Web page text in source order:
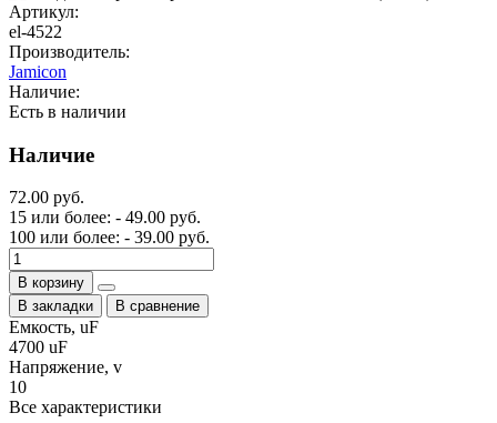
Артикул:
el-4522
Производитель:
Jamicon
Наличие:
Есть в наличии
Наличие
72.00 руб.
15 или более: - 49.00 руб.
100 или более: - 39.00 руб.
В корзину
В закладки
В сравнение
Емкость, uF
4700 uF
Напряжение, v
10
Все характеристики